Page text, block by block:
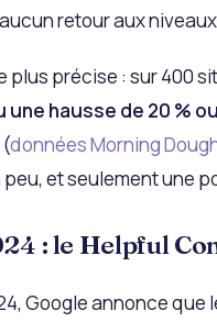
retour aux niveaux
plus précise : sur 400
une hausse de 20 %
données Morning
et seulement une
: le Helpful
Google annonce que